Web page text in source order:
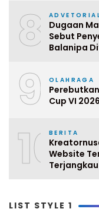
8
Dugaan
Sebut
Balanipa
9 OLAHRAGA
Cup VI
10BERITA
Website
Terjangkau
LIST STYLE 1